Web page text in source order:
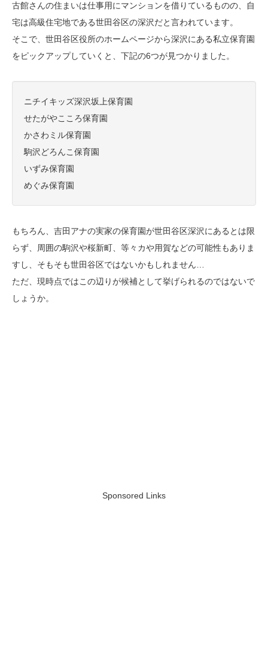
古館さんの住まいは仕事用にマンションを借りているものの、自
宅は高級住宅地である世田谷区の深沢だと言われています。
そこで、世田谷区役所のホームページから深沢にある私立保育園
をピックアップしていくと、下記の6つが見つかりました。
ニチイキッズ深沢坂上保育園
せたがやこころ保育園
かさわミル保育園
駒沢どろんこ保育園
いずみ保育園
めぐみ保育園
もちろん、吉田アナの実家の保育園が世田谷区深沢にあるとは限
らず、周囲の駒沢や桜新町、等々カや用賀などの可能性もありま
すし、そもそも世田谷区ではないかもしれません…
ただ、現時点ではこの辺りが候補として挙げられるのではないで
しょうか。
Sponsored Links